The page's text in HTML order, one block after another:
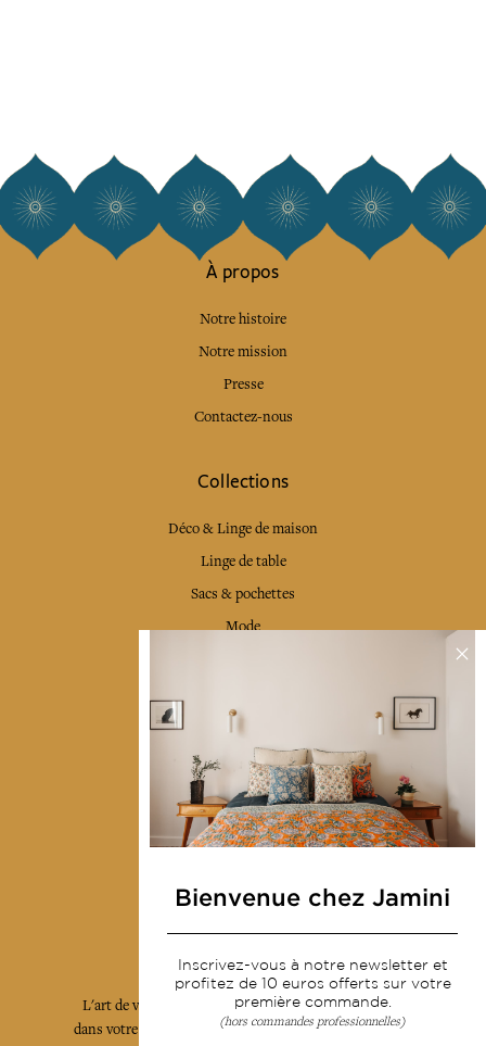
À propos
Notre histoire
Notre mission
Presse
Contactez-nous
Collections
Déco & Linge de maison
Linge de table
Sacs & pochettes
Mode
Livraison & retour
CGV
Devenir revendeur
Notre communauté
L'art de vivre JAMINI raconté avec poésie et élégance
dans votre boîte mail. Inscrivez vous à notre newsletter
Bienvenue chez Jamini
Inscrivez-vous à notre newsletter et
profitez de 10 euros offerts sur votre
première commande.
(hors commandes professionnelles)